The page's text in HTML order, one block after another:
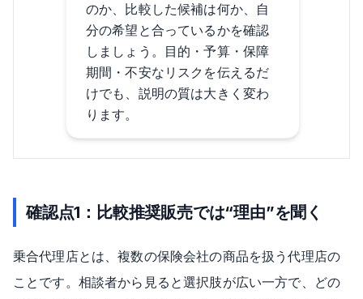
のか、比較した候補は何か、自
分の希望と合っているかを確認
しましょう。目的・予算・保障
期間・不安なリスクを伝えるだ
けでも、説明の質は大きく変わ
ります。
確認点1：比較推奨販売では“理由”を聞く
乗合代理店とは、複数の保険会社の商品を扱う代理店の
ことです。相談者から見ると選択肢が広い一方で、どの